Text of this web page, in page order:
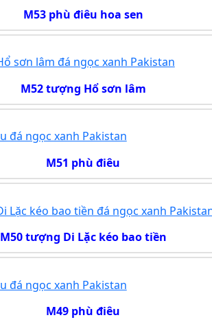
M53 phù điêu hoa sen
M52 tượng Hổ sơn lâm
M51 phù điêu
M50 tượng Di Lặc kéo bao tiền
M49 phù điêu